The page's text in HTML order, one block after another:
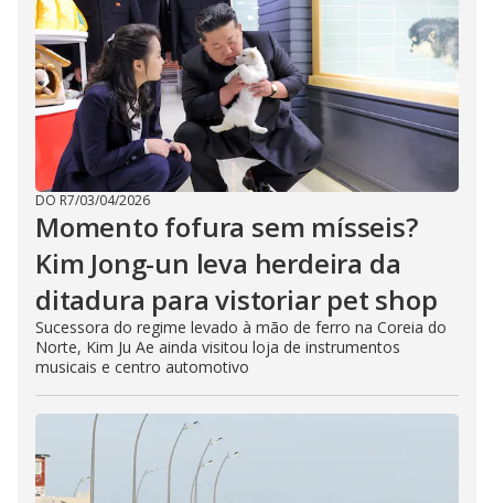
DO R7/03/04/2026
Momento fofura sem mísseis?
Kim Jong-un leva herdeira da
ditadura para vistoriar pet shop
Sucessora do regime levado à mão de ferro na Coreia do
Norte, Kim Ju Ae ainda visitou loja de instrumentos
musicais e centro automotivo